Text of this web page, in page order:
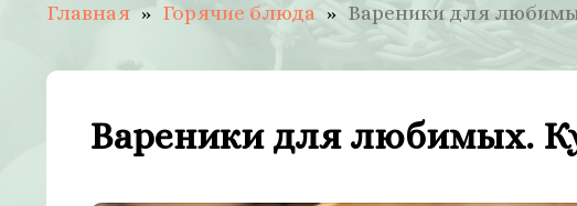
Главная Горячие блюда Вареники для
Вареники для любимых.